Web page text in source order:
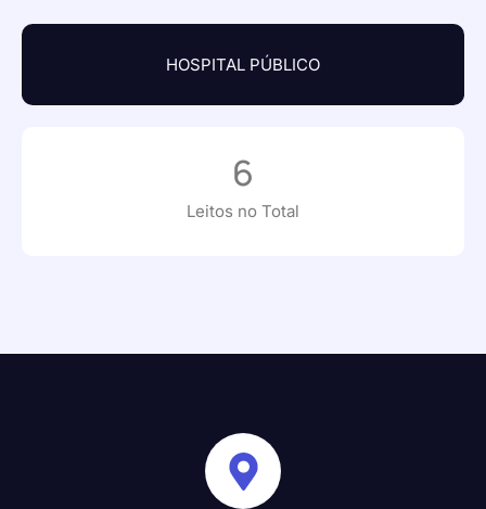
HOSPITAL PÚBLICO
Leitos no Total
6